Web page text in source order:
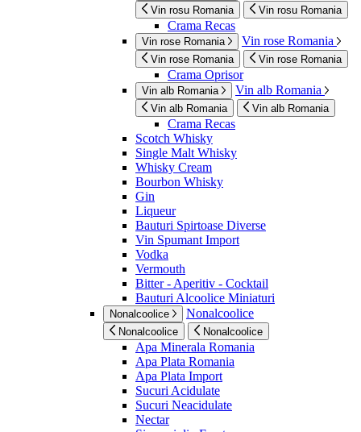
Vin rosu Romania Vin rosu Romania
Crama Recas
Vin rose Romania Vin rose Romania
Vin rose Romania Vin rose Romania
Crama Oprisor
Vin alb Romania Vin alb Romania
Vin alb Romania Vin alb Romania
Crama Recas
Scotch Whisky
Single Malt Whisky
Whisky Cream
Bourbon Whisky
Gin
Liqueur
Bauturi Spirtoase Diverse
Vin Spumant Import
Vodka
Vermouth
Bitter - Aperitiv - Cocktail
Bauturi Alcoolice Miniaturi
Nonalcoolice Nonalcoolice
Nonalcoolice Nonalcoolice
Apa Minerala Romania
Apa Plata Romania
Apa Plata Import
Sucuri Acidulate
Sucuri Neacidulate
Nectar